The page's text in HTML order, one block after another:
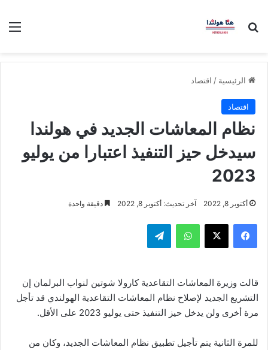
بحث عن
الرئيسية / اقتصاد
اقتصاد
نظام المعاشات الجديد في هولندا
سيدخل حيز التنفيذ اعتبارا من يوليو
2023
أكتوبر 8, 2022 آخر تحديث: أكتوبر 8, 2022 دقيقة واحدة
فيسبوك ‫X واتساب تيلقرام
قالت وزيرة المعاشات التقاعدية كارولا شوتين لنواب البرلمان إن
التشريع الجديد لإصلاح نظام المعاشات التقاعدية الهولندي قد تأجل
مرة أخرى ولن يدخل حيز التنفيذ حتى يوليو 2023 على الأقل.
للمرة الثانية يتم تأجيل تطبيق نظام المعاشات الجديد، وكان من